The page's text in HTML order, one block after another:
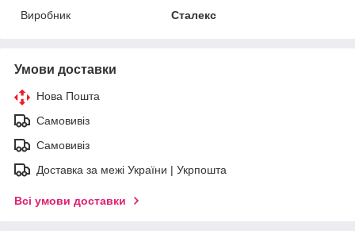
Виробник
Сталекс
Умови доставки
Нова Пошта
Самовивіз
Самовивіз
Доставка за межі України | Укрпошта
Всі умови доставки